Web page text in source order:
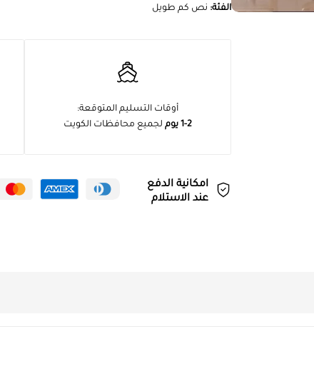
الفئة: نص كم طويل
أوقات التسليم المتوقعة:
1-2 يوم
لجميع محافظات الكويت
امكانية الدفع
عند الاستلام